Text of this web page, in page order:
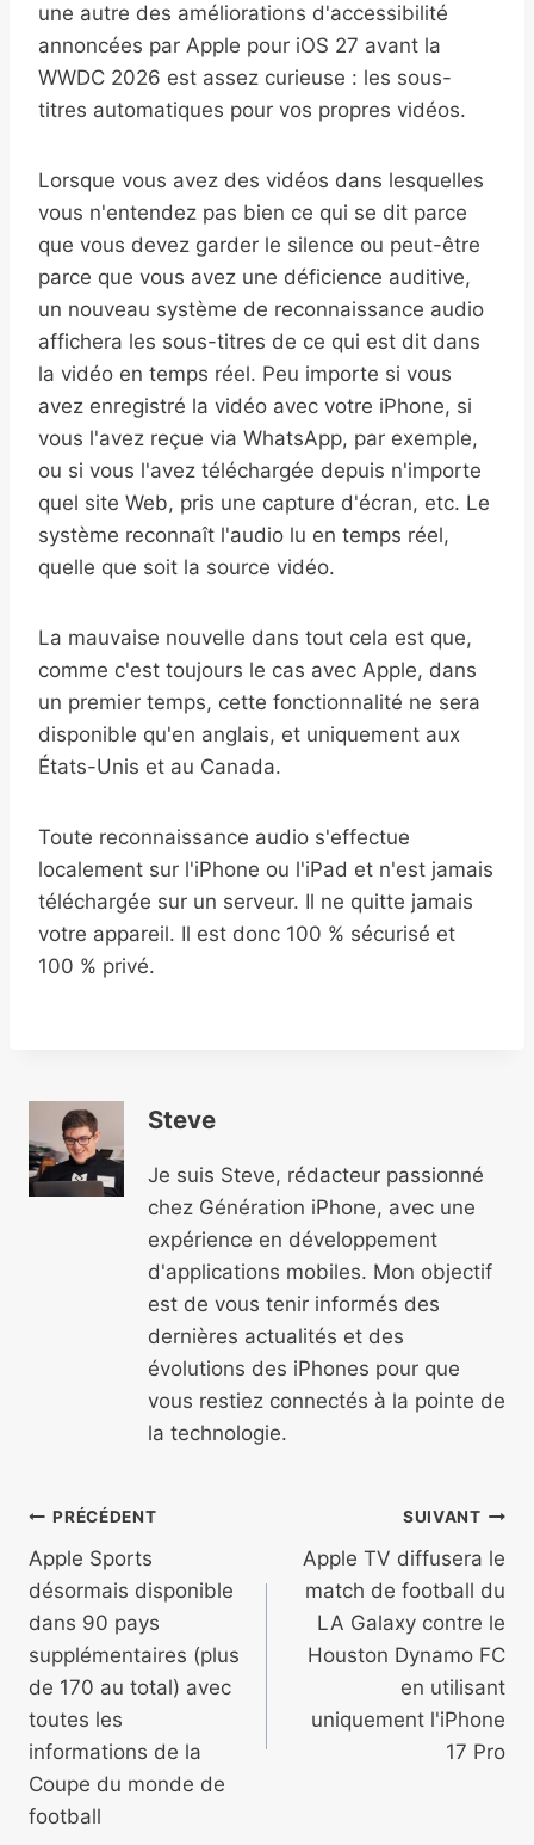
une autre des améliorations d'accessibilité
annoncées par Apple pour iOS 27 avant la
WWDC 2026 est assez curieuse : les sous-
titres automatiques pour vos propres vidéos.
Lorsque vous avez des vidéos dans lesquelles
vous n'entendez pas bien ce qui se dit parce
que vous devez garder le silence ou peut-être
parce que vous avez une déficience auditive,
un nouveau système de reconnaissance audio
affichera les sous-titres de ce qui est dit dans
la vidéo en temps réel. Peu importe si vous
avez enregistré la vidéo avec votre iPhone, si
vous l'avez reçue via WhatsApp, par exemple,
ou si vous l'avez téléchargée depuis n'importe
quel site Web, pris une capture d'écran, etc. Le
système reconnaît l'audio lu en temps réel,
quelle que soit la source vidéo.
La mauvaise nouvelle dans tout cela est que,
comme c'est toujours le cas avec Apple, dans
un premier temps, cette fonctionnalité ne sera
disponible qu'en anglais, et uniquement aux
États-Unis et au Canada.
Toute reconnaissance audio s'effectue
localement sur l'iPhone ou l'iPad et n'est jamais
téléchargée sur un serveur. Il ne quitte jamais
votre appareil. Il est donc 100 % sécurisé et
100 % privé.
Steve
Je suis Steve, rédacteur passionné
chez Génération iPhone, avec une
expérience en développement
d'applications mobiles. Mon objectif
est de vous tenir informés des
dernières actualités et des
évolutions des iPhones pour que
vous restiez connectés à la pointe de
la technologie.
Navigation
de
l’article
PRÉCÉDENT
Apple Sports
désormais disponible
dans 90 pays
supplémentaires (plus
de 170 au total) avec
toutes les
informations de la
Coupe du monde de
football
SUIVANT
Apple TV diffusera le
match de football du
LA Galaxy contre le
Houston Dynamo FC
en utilisant
uniquement l'iPhone
17 Pro